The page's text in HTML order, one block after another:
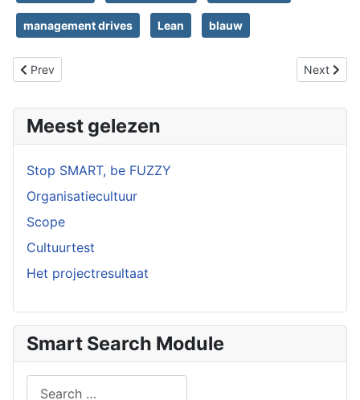
management drives Lean blauw
Previous article: Wormvormige aanhangsels
Prev Next
Next
Meest gelezen
Stop SMART, be FUZZY
Organisatiecultuur
Scope
Cultuurtest
Het projectresultaat
Smart Search Module